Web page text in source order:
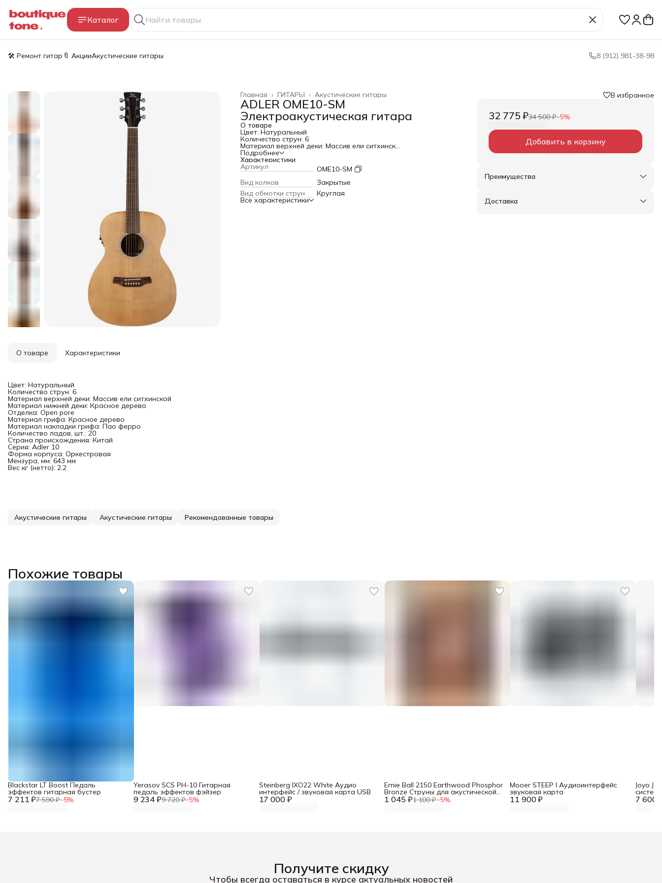
Каталог
🛠️ Ремонт гитар 🔖 АкцииАкустические гитары 8 (912) 981-38-98
Акустические гитары
ГИТАРЫ ›
Главная ›
ADLER OME10-SM
Электроакустическая гитара
О товаре
Цвет: Натуральный
Количество струн: 6
Материал верхней деки: Массив ели ситхинской
Материал нижней деки: Красное дерево
Отделка: Open pore
Материал грифа: Красное дерево
Материал накладки грифа: Пао ферро
Количество ладов, шт.: 20
Страна происхождения: Китай
Серия: Adler 10
Форма корпуса: Оркестровая
Подробнее
Характеристики
Артикул
OME10-SM
Вид колков
Закрытые
Вид обмотки струн
Круглая
Все характеристики
В избранное
32 775 ₽34 500 ₽−5%
Добавить в корзину
Преимущества
Оплата частями в Сплит
Удобный возврат
Доставка
О товаре Характеристики
Цвет: Натуральный
Количество струн: 6
Материал верхней деки: Массив ели ситхинской
Материал нижней деки: Красное дерево
Отделка: Open pore
Материал грифа: Красное дерево
Материал накладки грифа: Пао ферро
Количество ладов, шт.: 20
Страна происхождения: Китай
Серия: Adler 10
Форма корпуса: Оркестровая
Мензура, мм: 643 мм
Вес кг (нетто): 2.2
Акустические гитары Акустические гитары Рекомендованные товары
Похожие товары
7 211 ₽7 590 ₽−5%
Blackstar LT Boost Педаль
эффектов гитарная бустер
9 234 ₽9 720 ₽−5%
Yerasov SCS PH-10 Гитарная
педаль эффектов фэйзер
17 000 ₽
Steinberg IXO22 White Аудио
интерфейс / звуковая карта USB
1 045 ₽1 100 ₽−5%
Ernie Ball 2150 Earthwood Phosphor
Bronze Cтруны для акустической
гитары 10-50 11 900 ₽
Mooer STEEP I Аудиоинтерфейс
звуковая карта
7 600
Joyo
Получите скидку
Чтобы всегда оставаться в курсе актуальных новостей